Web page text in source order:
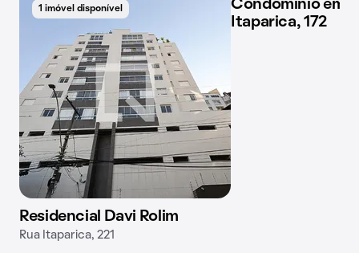
1 imóvel disponível
Residencial Davi Rolim
Rua Itaparica, 221
1 imóvel disponível
Condomínio em
Itaparica, 172